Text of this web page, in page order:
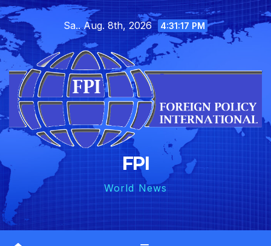
Skip
to
content
Sa.. Aug. 8th, 2026 4:31:19 PM
FPI
World News